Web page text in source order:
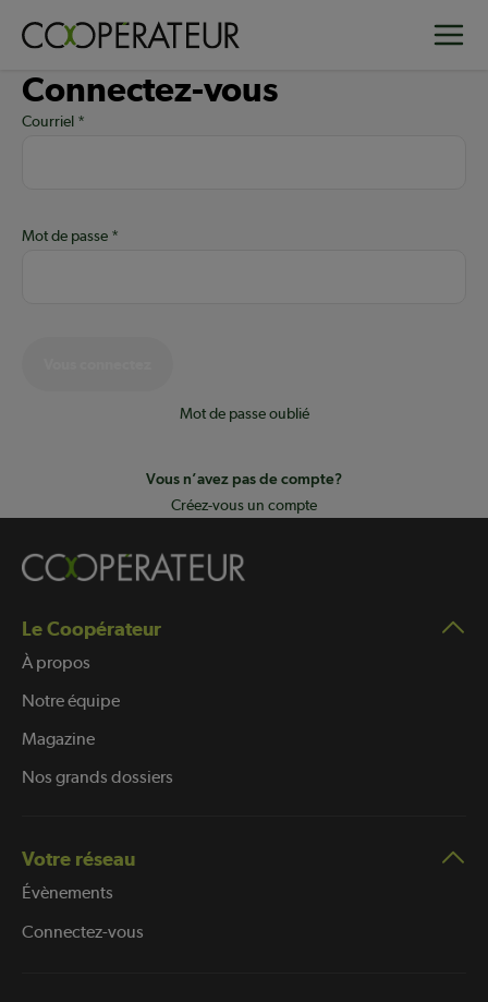
principal
Connectez-vous
Courriel
Mot de passe
Mot de passe oublié
Vous n’avez pas de compte?
Créez-vous un compte
Le Coopérateur
À propos
Notre équipe
Magazine
Nos grands dossiers
Votre réseau
Évènements
Connectez-vous